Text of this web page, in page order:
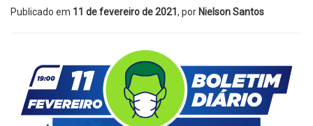
Publicado em 11 de fevereiro de 2021 , por Nielson Santos